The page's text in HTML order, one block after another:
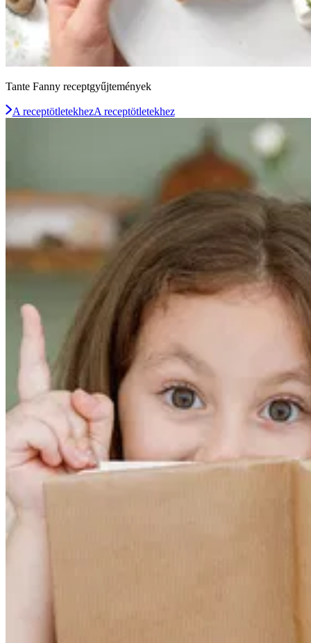
Tante Fanny receptgyűjtemények
A receptötletekhezA receptötletekhez